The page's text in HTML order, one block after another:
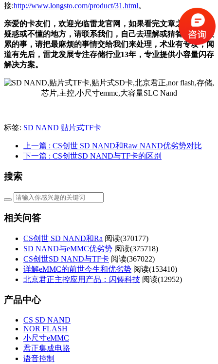
接:http://www.longsto.com/product/31.html。
亲爱的卡友们，欢迎光临雷龙官网，如果看完文章之后还是有
疑惑或不懂的地方，请联系我们，自己去理解或猜答案是件很
累的事，请把最麻烦的事情交给我们来处理，术业有专攻，闻
道有先后，雷龙发展专注存储行业13年，专业提供小容量闪存
解决方案。
标签: SD NAND 贴片式TF卡
上一篇 : CS创世 SD NAND和Raw NAND优劣势对比
下一篇 : CS创世SD NAND与TF卡的区别
搜索
相关问答
CS创世 SD NAND和Ra 阅读(370177)
SD NAND与eMMC优劣势 阅读(375718)
CS创世SD NAND与TF卡 阅读(367022)
详解eMMC的前世今生和优劣势 阅读(153410)
北京君正主控应用产品：闪铸科技 阅读(12952)
产品中心
CS SD NAND
NOR FLASH
小尺寸eMMC
君正集成电路
语音控制